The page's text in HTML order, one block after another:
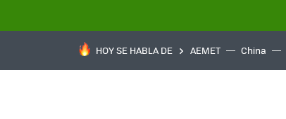
HOY SE HABLA DE AEMET China